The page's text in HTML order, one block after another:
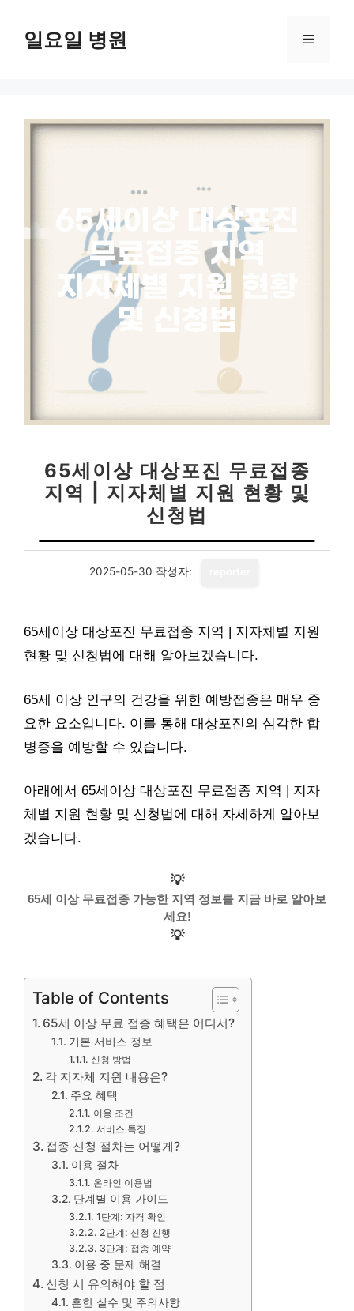
일요일 병원 메
65세이상 대상포진 무료접종
지역 | 지자체별 지원 현황 및
신청법
2025-05-30 작성자:
65세이상 대상포진 무료접종 지역 | 지자체별 지원
현황 및 신청법에 대해 알아보겠습니다.
65세 이상 인구의 건강을 위한 예방접종은 매우 중
요한 요소입니다. 이를 통해 대상포진의 심각한 합
병증을 예방할 수 있습니다.
아래에서 65세이상 대상포진 무료접종 지역 | 지자
체별 지원 현황 및 신청법에 대해 자세하게 알아보
겠습니다.
💡
65세 이상 무료접종 가능한 지역 정보를 지금 바로 알아보
세요!
💡
Table of Contents
65세 이상 무료 접종 혜택은 어디서?
기본 서비스 정보
신청 방법
각 지자체 지원 내용은?
주요 혜택
이용 조건
서비스 특징
접종 신청 절차는 어떻게?
이용 절차
온라인 이용법
단계별 이용 가이드
1단계: 자격 확인
2단계: 신청 진행
3단계: 접종 예약
이용 중 문제 해결
신청 시 유의해야 할 점
흔한 실수 및 주의사항